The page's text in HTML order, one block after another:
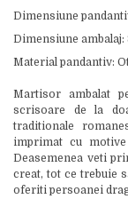
Dimensiune
Dimensiune ambalaj:
Material pandantiv:
Martisor ambalat
scrisoare de la
traditionale
imprimat cu
Deasemenea veti
creat, tot ce trebuie
oferiti persoanei